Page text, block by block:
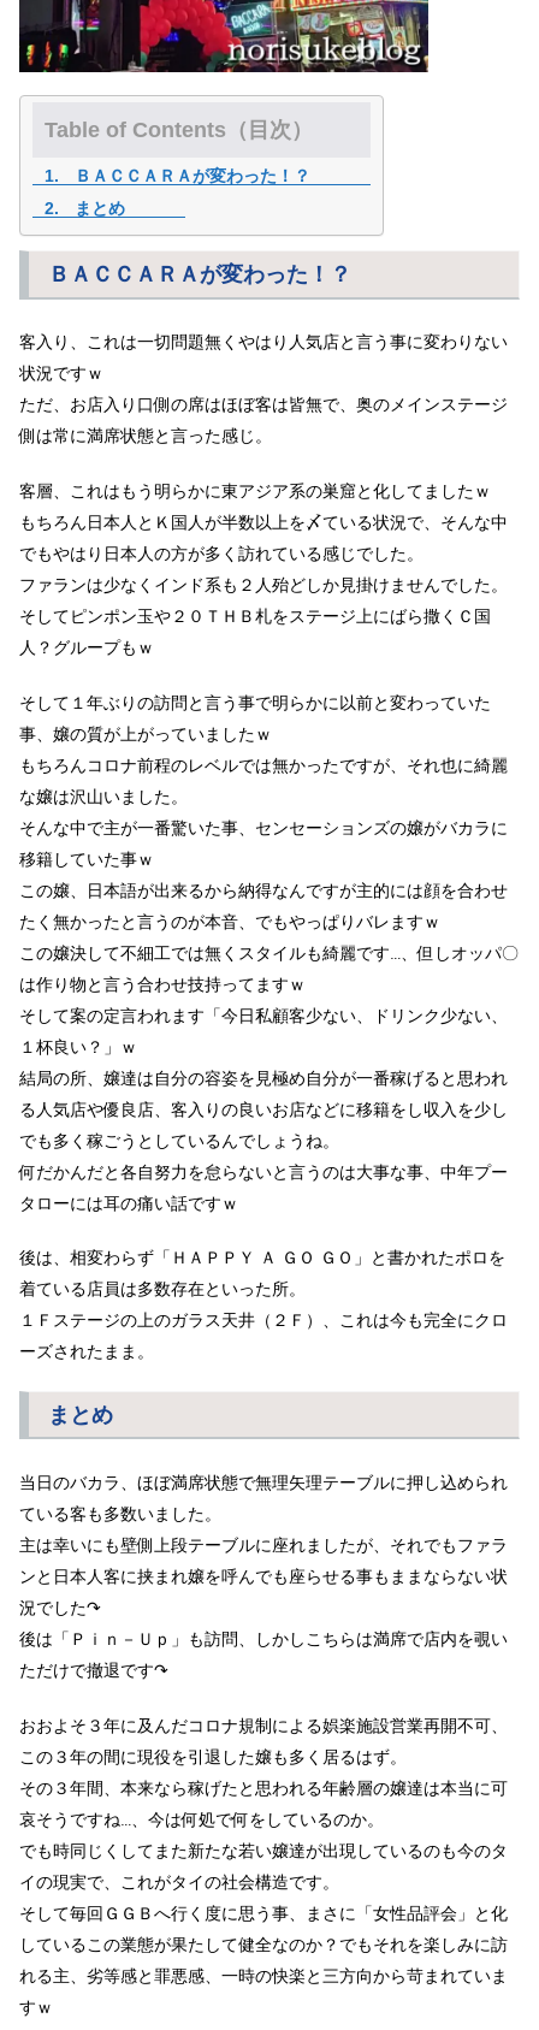
Table of Contents（目次）
ＢＡＣＣＡＲＡが変わった！？
まとめ
ＢＡＣＣＡＲＡが変わった！？
客入り、これは一切問題無くやはり人気店と言う事に変わりない
状況ですｗ
ただ、お店入り口側の席はほぼ客は皆無で、奥のメインステージ
側は常に満席状態と言った感じ。
客層、これはもう明らかに東アジア系の巣窟と化してましたｗ
もちろん日本人とＫ国人が半数以上を〆ている状況で、そんな中
でもやはり日本人の方が多く訪れている感じでした。
ファランは少なくインド系も２人殆どしか見掛けませんでした。
そしてピンポン玉や２０ＴＨＢ札をステージ上にばら撒くＣ国
人？グループもｗ
そして１年ぶりの訪問と言う事で明らかに以前と変わっていた
事、嬢の質が上がっていましたｗ
もちろんコロナ前程のレベルでは無かったですが、それ也に綺麗
な嬢は沢山いました。
そんな中で主が一番驚いた事、センセーションズの嬢がバカラに
移籍していた事ｗ
この嬢、日本語が出来るから納得なんですが主的には顔を合わせ
たく無かったと言うのが本音、でもやっぱりバレますｗ
この嬢決して不細工では無くスタイルも綺麗です…、但しオッパ〇
は作り物と言う合わせ技持ってますｗ
そして案の定言われます「今日私顧客少ない、ドリンク少ない、
１杯良い？」ｗ
結局の所、嬢達は自分の容姿を見極め自分が一番稼げると思われ
る人気店や優良店、客入りの良いお店などに移籍をし収入を少し
でも多く稼ごうとしているんでしょうね。
何だかんだと各自努力を怠らないと言うのは大事な事、中年プー
タローには耳の痛い話ですｗ
後は、相変わらず「ＨＡＰＰＹ Ａ ＧＯ ＧＯ」と書かれたポロを
着ている店員は多数存在といった所。
１Ｆステージの上のガラス天井（２Ｆ）、これは今も完全にクロ
ーズされたまま。
まとめ
当日のバカラ、ほぼ満席状態で無理矢理テーブルに押し込められ
ている客も多数いました。
主は幸いにも壁側上段テーブルに座れましたが、それでもファラ
ンと日本人客に挟まれ嬢を呼んでも座らせる事もままならない状
況でした↷
後は「Ｐｉｎ－Ｕｐ」も訪問、しかしこちらは満席で店内を覗い
ただけで撤退です↷
おおよそ３年に及んだコロナ規制による娯楽施設営業再開不可、
この３年の間に現役を引退した嬢も多く居るはず。
その３年間、本来なら稼げたと思われる年齢層の嬢達は本当に可
哀そうですね…、今は何処で何をしているのか。
でも時同じくしてまた新たな若い嬢達が出現しているのも今のタ
イの現実で、これがタイの社会構造です。
そして毎回ＧＧＢへ行く度に思う事、まさに「女性品評会」と化
しているこの業態が果たして健全なのか？でもそれを楽しみに訪
れる主、劣等感と罪悪感、一時の快楽と三方向から苛まれていま
すｗ